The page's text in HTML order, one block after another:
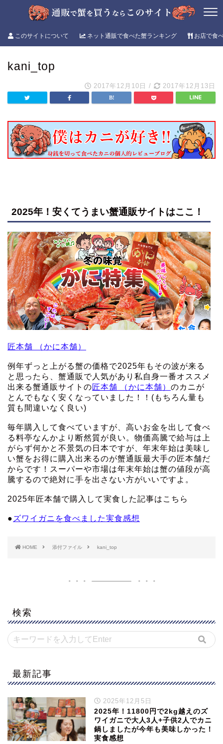
このサイトについて ネット通販で食べた蟹ランキング お店で食
kani_top
2017年12月10日 / 2017年12月13日
2025年！安くてうまい蟹通販サイトはここ！
匠本舗 （かに本舗）
例年ずっと上がる蟹の価格で2025年もその波が来る
と思ったら、蟹通販で人気があり私自身一番オススメ
出来る蟹通販サイトの匠本舗 （かに本舗） のカニが
とんでもなく安くなっていました！！(もちろん量も
質も間違いなく良い)
毎年購入して食べていますが、高いお金を出して食べ
る料亭なんかより断然質が良い。物価高騰で給与は上
がらず何かと不景気の日本ですが、年末年始は美味し
い蟹をお得に購入出来るのが蟹通販最大手の匠本舗だ
からです！スーパーや市場は年末年始は蟹の値段が高
騰するので絶対に手を出さない方がいいですよ。
2025年匠本舗で購入して実食した記事はこちら
● ズワイガニを食べました実食感想
HOME 添付ファイル kani_top
検索
最新記事
2025年12月5日
2025年！11800円で2kg越えのズ
ワイガニで大人3人+子供2人でカニ
鍋しましたが今年も美味しかった！
実食感想